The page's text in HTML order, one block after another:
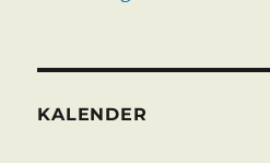
KALENDER